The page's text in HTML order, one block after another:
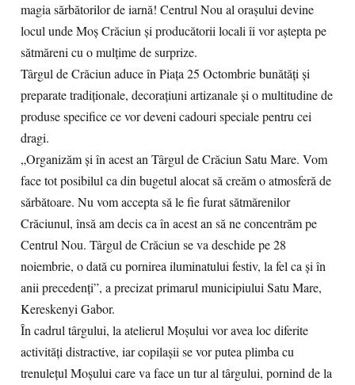
magia sărbătorilor de iarnă! Centrul Nou al orașului devine
locul unde Moș Crăciun și producătorii locali îi vor aștepta pe
sătmăreni cu o mulțime de surprize.
Târgul de Crăciun aduce în Piața 25 Octombrie bunătăți și
preparate tradiționale, decorațiuni artizanale și o multitudine de
produse specifice ce vor deveni cadouri speciale pentru cei
dragi.
„Organizăm și în acest an Târgul de Crăciun Satu Mare. Vom
face tot posibilul ca din bugetul alocat să creăm o atmosferă de
sărbătoare. Nu vom accepta să le fie furat sătmărenilor
Crăciunul, însă am decis ca în acest an să ne concentrăm pe
Centrul Nou. Târgul de Crăciun se va deschide pe 28
noiembrie, o dată cu pornirea iluminatului festiv, la fel ca și în
anii precedenți”, a precizat primarul municipiului Satu Mare,
Kereskenyi Gabor.
În cadrul târgului, la atelierul Moșului vor avea loc diferite
activități distractive, iar copilașii se vor putea plimba cu
trenulețul Moșului care va face un tur al târgului, pornind de la